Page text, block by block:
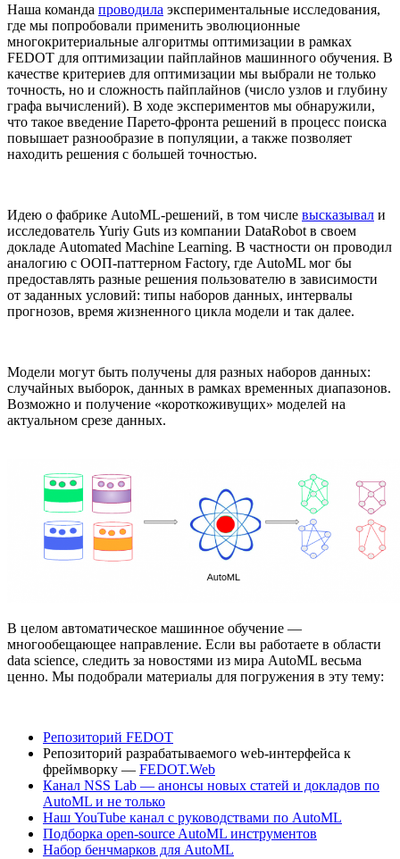
Наша команда проводила экспериментальные исследования,
где мы попробовали применить эволюционные
многокритериальные алгоритмы оптимизации в рамках
FEDOT для оптимизации пайплайнов машинного обучения. В
качестве критериев для оптимизации мы выбрали не только
точность, но и сложность пайплайнов (число узлов и глубину
графа вычислений). В ходе экспериментов мы обнаружили,
что такое введение Парето-фронта решений в процесс поиска
повышает разнообразие в популяции, а также позволяет
находить решения с большей точностью.
Идею о фабрике AutoML-решений, в том числе высказывал и
исследователь Yuriy Guts из компании DataRobot в своем
докладе Automated Machine Learning. В частности он проводил
аналогию с ООП-паттерном Factory, где AutoML мог бы
предоставлять разные решения пользователю в зависимости
от заданных условий: типы наборов данных, интервалы
прогнозов, время жизненного цикла модели и так далее.
Модели могут быть получены для разных наборов данных:
случайных выборок, данных в рамках временных диапазонов.
Возможно и получение «короткоживущих» моделей на
актуальном срезе данных.
В целом автоматическое машинное обучение —
многообещающее направление. Если вы работаете в области
data science, следить за новостями из мира AutoML весьма
ценно. Мы подобрали материалы для погружения в эту тему:
Репозиторий FEDOT
Репозиторий разрабатываемого web-интерфейса к
фреймворку — FEDOT.Web
Канал NSS Lab — анонсы новых статей и докладов по
AutoML и не только
Наш YouTube канал с руководствами по AutoML
Подборка open-source AutoML инструментов
Набор бенчмарков для AutoML